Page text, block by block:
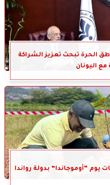
الحرة تبحث تعزيز الشراكة
مع اليونان
“أوموجاندا” بدولة رواندا